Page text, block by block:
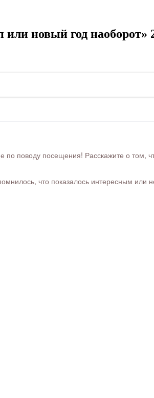
новый год наоборот»
поводу посещения! Расскажите о том,
что показалось интересным